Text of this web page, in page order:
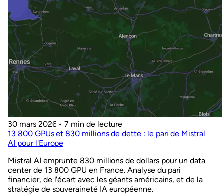
30 mars 2026 • 7 min de lecture
13 800 GPUs et 830 millions de dette : le pari de Mistral
AI pour l'Europe
Mistral AI emprunte 830 millions de dollars pour un data
center de 13 800 GPU en France. Analyse du pari
financier, de l'écart avec les géants américains, et de la
stratégie de souveraineté IA européenne.